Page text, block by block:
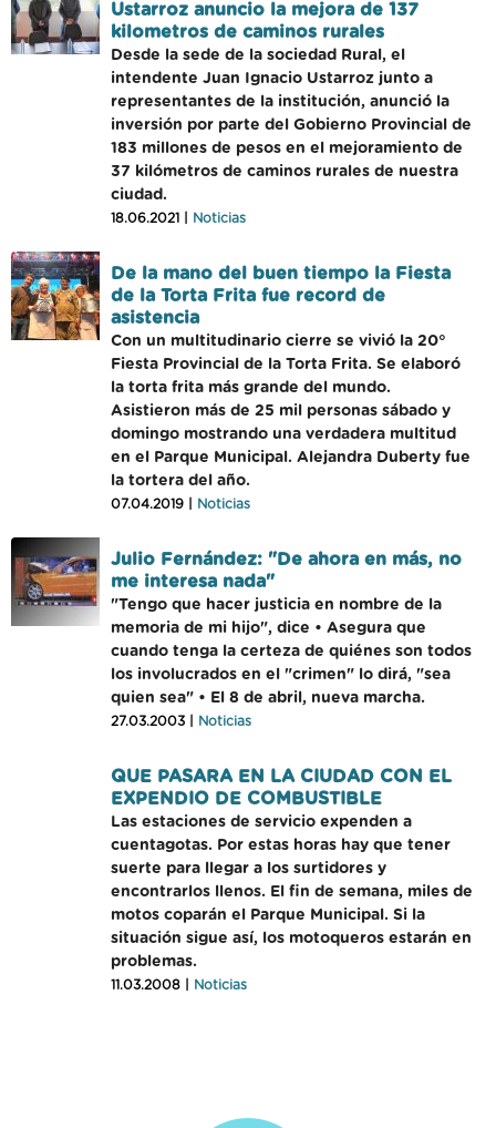
Ustarroz anuncio la mejora de 137
kilometros de caminos rurales
Desde la sede de la sociedad Rural, el
intendente Juan Ignacio Ustarroz junto a
representantes de la institución, anunció la
inversión por parte del Gobierno Provincial de
183 millones de pesos en el mejoramiento de
37 kilómetros de caminos rurales de nuestra
ciudad.
18.06.2021 | Noticias
De la mano del buen tiempo la Fiesta
de la Torta Frita fue record de
asistencia
Con un multitudinario cierre se vivió la 20°
Fiesta Provincial de la Torta Frita. Se elaboró
la torta frita más grande del mundo.
Asistieron más de 25 mil personas sábado y
domingo mostrando una verdadera multitud
en el Parque Municipal. Alejandra Duberty fue
la tortera del año.
07.04.2019 | Noticias
Julio Fernández: "De ahora en más, no
me interesa nada"
"Tengo que hacer justicia en nombre de la
memoria de mi hijo", dice • Asegura que
cuando tenga la certeza de quiénes son todos
los involucrados en el "crimen" lo dirá, "sea
quien sea" • El 8 de abril, nueva marcha.
27.03.2003 | Noticias
QUE PASARA EN LA CIUDAD CON EL
EXPENDIO DE COMBUSTIBLE
Las estaciones de servicio expenden a
cuentagotas. Por estas horas hay que tener
suerte para llegar a los surtidores y
encontrarlos llenos. El fin de semana, miles de
motos coparán el Parque Municipal. Si la
situación sigue así, los motoqueros estarán en
problemas.
11.03.2008 | Noticias